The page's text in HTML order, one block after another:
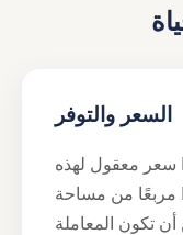
السعر والتوفر
يورو. هذا سعر معقول لهذه
السعر يشمل 58 مترًا مربعًا من مساحة
تكون المعاملة